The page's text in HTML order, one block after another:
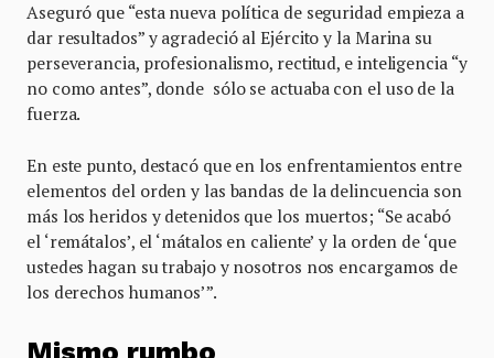
Aseguró que “esta nueva política de seguridad empieza a
dar resultados” y agradeció al Ejército y la Marina su
perseverancia, profesionalismo, rectitud, e inteligencia “y
no como antes”, donde sólo se actuaba con el uso de la
fuerza.
En este punto, destacó que en los enfrentamientos entre
elementos del orden y las bandas de la delincuencia son
más los heridos y detenidos que los muertos; “Se acabó
el ‘remátalos’, el ‘mátalos en caliente’ y la orden de ‘que
ustedes hagan su trabajo y nosotros nos encargamos de
los derechos humanos’”.